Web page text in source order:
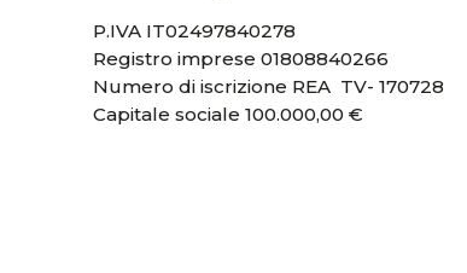
P.IVA IT02497840278
Registro imprese 01808840266
Numero di iscrizione REA TV- 170728
Capitale sociale 100.000,00 €